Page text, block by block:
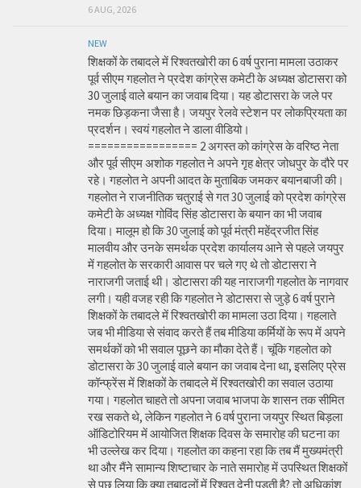
6 AUG, 2026
NEW
शिक्षकों के तबादले में रिश्वतखोरी का 6 वर्ष पुराना मामला उठाकर
पूर्व सीएम गहलोत ने प्रदेश कांग्रेस कमेटी के अध्यक्ष डोटासरा को
30 जुलाई वाले बयान का जवाब दिया। यह डोटासरा के जले पर
नमक छिड़कना जैसा है। जयपुर रेलवे स्टेशन पर लोकप्रियता का
प्रदर्शन। स्वयं गहलोत ने डाला वीडियो।
================= 2 अगस्त को कांग्रेस के वरिष्ठ नेता
और पूर्व सीएम अशोक गहलोत ने अपने गृह क्षेत्र जोधपुर के दौरे पर
रहे। गहलोत ने अपनी आदत के मुताबिक जमकर बयानबाजी की।
गहलोत ने राजनीतिक चतुराई से गत 30 जुलाई को प्रदेश कांग्रेस
कमेटी के अध्यक्ष गोविंद सिंह डोटासरा के बयान का भी जवाब
दिया। मालूम हो कि 30 जुलाई को पूर्व मंत्री महेंद्रजीत सिंह
मालवीय और उनके समर्थक प्रदेश कार्यालय आने से पहले जयपुर
में गहलोत के सरकारी आवास पर चले गए थे तो डोटासरा ने
नाराजगी जताई थी। डोटासरा की यह नाराजगी गहलोत के नागवार
लगी। यही वजह रही कि गहलोत ने डोटासरा से जुड़े 6 वर्ष पुराने
शिक्षकों के तबादले में रिश्वतखोरी का मामला उठा दिया। गहलाते
जब भी मीडिया से संवाद करते हैं तब मीडिया कर्मियों के रूप में अपने
समर्थकों को भी सवाल पूछने का मौका देते हैं। चूंकि गहलोत को
डोटासरा के 30 जुलाई वाले बयान का जवाब देना था, इसलिए प्रेस
कॉन्फ्रेंस में शिक्षकों के तबादले में रिश्वतखोरी का सवाल उठाया
गया। गहलोत चाहते तो अपना जवाब भाजपा के शासन तक सीमित
रख सकते थे, लेकिन गहलोत ने 6 वर्ष पुराना जयपुर स्थित बिड़ला
ऑडिटोरियम में आयोजित शिक्षक दिवस के समारोह की घटना का
भी उल्लेख कर दिया। गहलोत का कहना रहा कि तब मैं मुख्यमंत्री
था और मैंने सामान्य शिष्टाचार के नाते समारोह में उपस्थित शिक्षकों
से पूछ लिया कि क्या तबादलों में रिश्वत देनी पड़ती है? तो अधिकांश